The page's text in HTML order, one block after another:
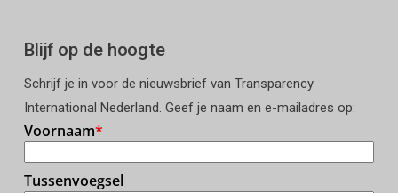
Blijf op de hoogte
Schrijf je in voor de nieuwsbrief van Transparency
International Nederland. Geef je naam en e-mailadres op: